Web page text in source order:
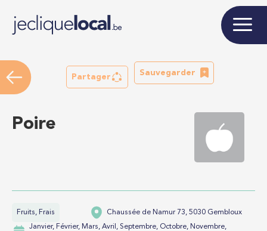
Partager
Sauvegarder
Poire
Fruits, Frais
Chaussée de Namur 73, 5030 Gembloux
Janvier, Février, Mars, Avril, Septembre, Octobre, Novembre,